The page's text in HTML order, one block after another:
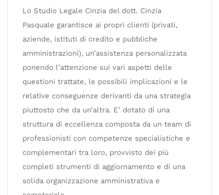
Lo Studio Legale Cinzia del dott. Cinzia
Pasquale garantisce ai propri clienti (privati,
aziende, istituti di credito e pubbliche
amministrazioni), un’assistenza personalizzata
ponendo l’attenzione sui vari aspetti delle
questioni trattate, le possibili implicazioni e le
relative conseguenze derivanti da una strategia
piuttosto che da un’altra. E’ dotato di una
struttura di eccellenza composta da un team di
professionisti con competenze specialistiche e
complementari tra loro, provvisto dei più
completi strumenti di aggiornamento e di una
solida organizzazione amministrativa e